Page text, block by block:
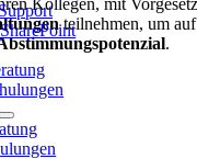
Kollegen, mit
teilnehmen, um
.